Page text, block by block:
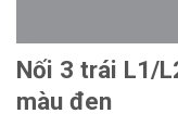
Nối 3 trái L1/
màu đen